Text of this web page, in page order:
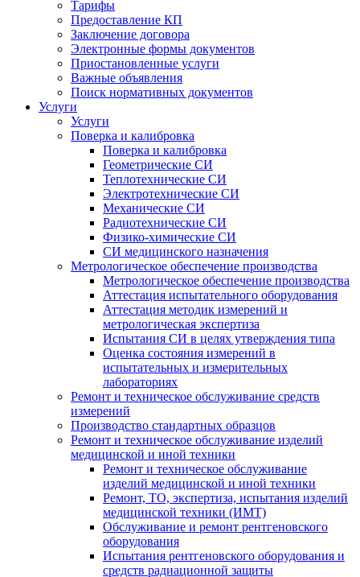
Тарифы
Предоставление КП
Заключение договора
Электронные формы документов
Приостановленные услуги
Важные объявления
Поиск нормативных документов
Услуги
Услуги
Поверка и калибровка
Поверка и калибровка
Геометрические СИ
Теплотехнические СИ
Электротехнические СИ
Механические СИ
Радиотехнические СИ
Физико-химические СИ
СИ медицинского назначения
Метрологическое обеспечение производства
Метрологическое обеспечение производства
Аттестация испытательного оборудования
Аттестация методик измерений и
метрологическая экспертиза
Испытания СИ в целях утверждения типа
Оценка состояния измерений в
испытательных и измерительных
лабораториях
Ремонт и техническое обслуживание средств
измерений
Производство стандартных образцов
Ремонт и техническое обслуживание изделий
медицинской и иной техники
Ремонт и техническое обслуживание
изделий медицинской и иной техники
Ремонт, ТО, экспертиза, испытания изделий
медицинской техники (ИМТ)
Обслуживание и ремонт рентгеновского
оборудования
Испытания рентгеновского оборудования и
средств радиационной защиты